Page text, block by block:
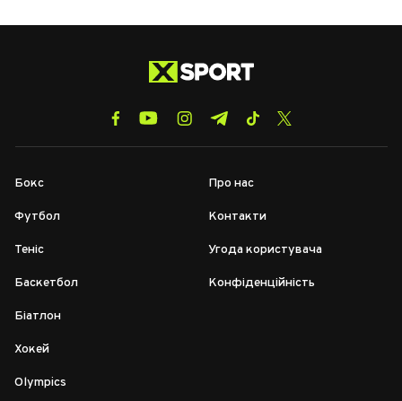
Бокс
Футбол
Теніс
Баскетбол
Біатлон
Хокей
Olympics
Про нас
Контакти
Угода користувача
Конфіденційність